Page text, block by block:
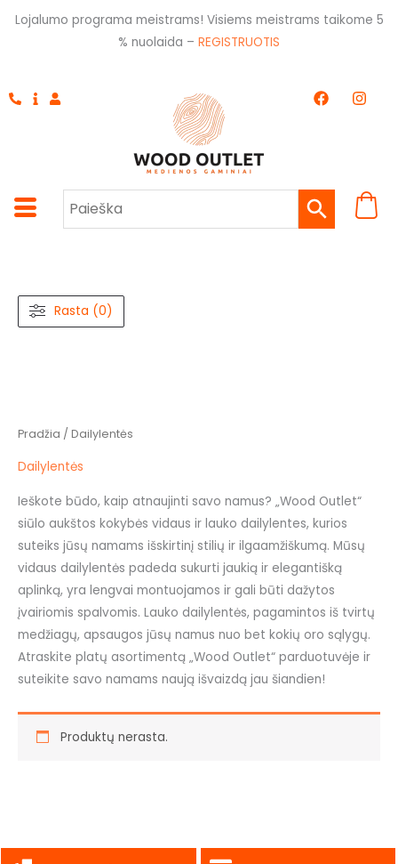
Pereiti
Lojalumo programa meistrams! Visiems meistrams taikome 5
% nuolaida – REGISTRUOTIS
F
a
k
I
n
a
m
Rasta (0)
Pradžia / Dailylentės
Dailylentės
Ieškote būdo, kaip atnaujinti savo namus? „Wood Outlet“
siūlo aukštos kokybės vidaus ir lauko dailylentes, kurios
suteiks jūsų namams išskirtinį stilių ir ilgaamžiškumą. Mūsų
vidaus dailylentės padeda sukurti jaukią ir elegantišką
aplinką, yra lengvai montuojamos ir gali būti dažytos
įvairiomis spalvomis. Lauko dailylentės, pagamintos iš tvirtų
medžiagų, apsaugos jūsų namus nuo bet kokių oro sąlygų.
Atraskite platų asortimentą „Wood Outlet“ parduotuvėje ir
suteikite savo namams naują išvaizdą jau šiandien!
Produktų nerasta.